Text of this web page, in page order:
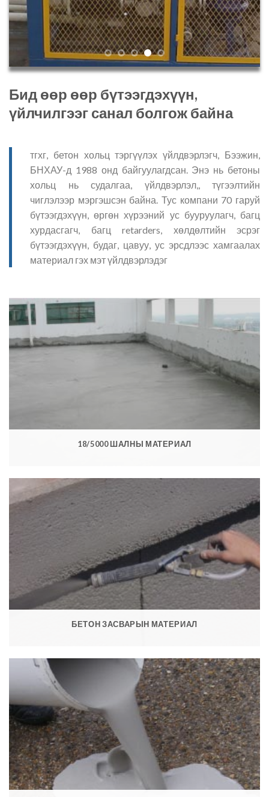
Бид өөр өөр бүтээгдэхүүн,
үйлчилгээг санал болгож байна
тгхг, бетон хольц тэргүүлэх үйлдвэрлэгч, Бээжин,
БНХАУ-д 1988 онд байгуулагдсан. Энэ нь бетоны
хольц нь судалгаа, үйлдвэрлэл,, түгээлтийн
чиглэлээр мэргэшсэн байна. Тус компани 70 гаруй
бүтээгдэхүүн, өргөн хүрээний ус бууруулагч, багц
хурдасгагч, багц retarders, хөлдөлтийн эсрэг
бүтээгдэхүүн, будаг, цавуу, ус эрсдлээс хамгаалах
материал гэх мэт үйлдвэрлэдэг
18/5000 ШАЛНЫ МАТЕРИАЛ
БЕТОН ЗАСВАРЫН МАТЕРИАЛ